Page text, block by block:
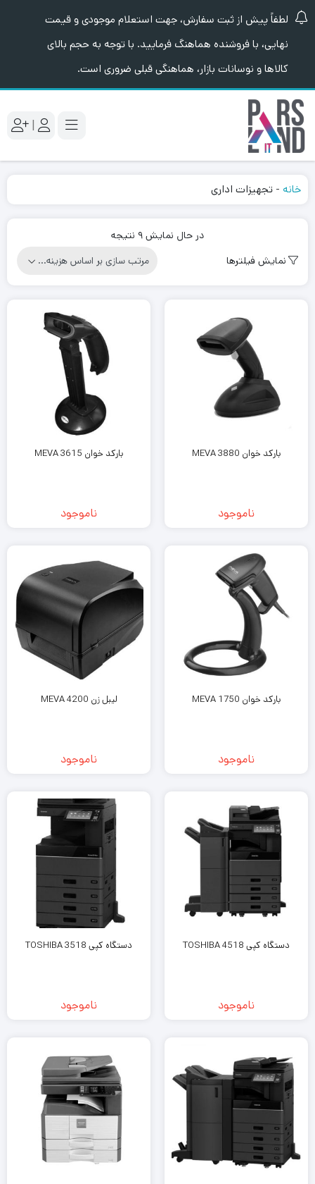
لطفاً پیش از ثبت سفارش، جهت استعلام موجودی و قیمت
نهایی، با فروشنده هماهنگ فرمایید. با توجه به حجم بالای
کالاها و نوسانات بازار، هماهنگی قبلی ضروری است.
|
خانه - تجهیزات اداری
در حال نمایش 9 نتیجه
Sorted
price:
نمایش فیلترها
بارکد خوان MEVA 3880
ناموجود
بارکد خوان MEVA 3615
ناموجود
بارکد خوان MEVA 1750
ناموجود
لیبل زن MEVA 4200
ناموجود
دستگاه کپی TOSHIBA 4518
ناموجود
دستگاه کپی TOSHIBA 3518
ناموجود